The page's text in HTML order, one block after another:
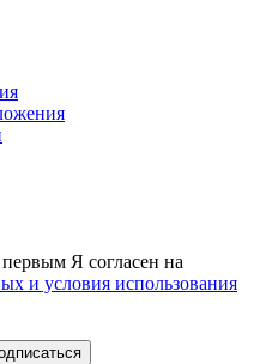
Я согласен на
и условия использования